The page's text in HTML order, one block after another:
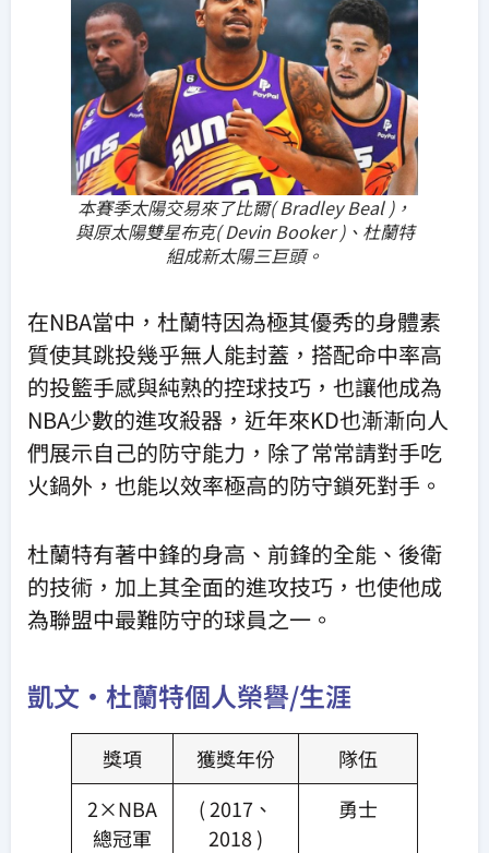
本賽季太陽交易來了比爾( Bradley Beal )，
與原太陽雙星布克( Devin Booker )、杜蘭特
組成新太陽三巨頭。
在NBA當中，杜蘭特因為極其優秀的身體素
質使其跳投幾乎無人能封蓋，搭配命中率高
的投籃手感與純熟的控球技巧，也讓他成為
NBA少數的進攻殺器，近年來KD也漸漸向人
們展示自己的防守能力，除了常常請對手吃
火鍋外，也能以效率極高的防守鎖死對手。
杜蘭特有著中鋒的身高、前鋒的全能、後衛
的技術，加上其全面的進攻技巧，也使他成
為聯盟中最難防守的球員之一。
凱文·杜蘭特個人榮譽/生涯
獎項 獲獎年份
隊伍
2×NBA
總冠軍
( 2017、
2018 )
勇士